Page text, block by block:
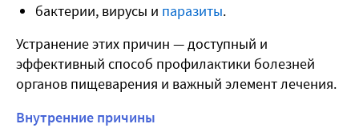
бактерии, вирусы и паразиты.
Устранение этих причин — доступный и
эффективный способ профилактики болезней
органов пищеварения и важный элемент лечения.
Внутренние причины